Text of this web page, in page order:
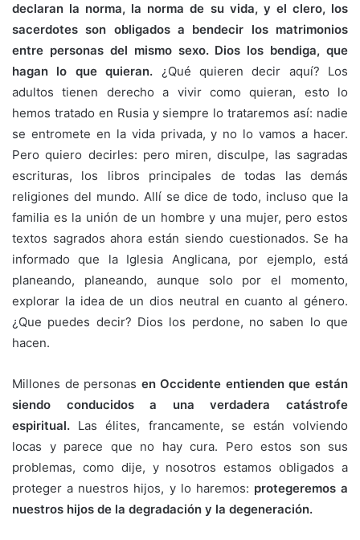
declaran la norma, la norma de su vida, y el clero, los
sacerdotes son obligados a bendecir los matrimonios
entre personas del mismo sexo. Dios los bendiga, que
hagan lo que quieran. ¿Qué quieren decir aquí? Los
adultos tienen derecho a vivir como quieran, esto lo
hemos tratado en Rusia y siempre lo trataremos así: nadie
se entromete en la vida privada, y no lo vamos a hacer.
Pero quiero decirles: pero miren, disculpe, las sagradas
escrituras, los libros principales de todas las demás
religiones del mundo. Allí se dice de todo, incluso que la
familia es la unión de un hombre y una mujer, pero estos
textos sagrados ahora están siendo cuestionados. Se ha
informado que la Iglesia Anglicana, por ejemplo, está
planeando, planeando, aunque solo por el momento,
explorar la idea de un dios neutral en cuanto al género.
¿Que puedes decir? Dios los perdone, no saben lo que
hacen.
Millones de personas en Occidente entienden que están
siendo conducidos a una verdadera catástrofe
espiritual. Las élites, francamente, se están volviendo
locas y parece que no hay cura. Pero estos son sus
problemas, como dije, y nosotros estamos obligados a
proteger a nuestros hijos, y lo haremos: protegeremos a
nuestros hijos de la degradación y la degeneración.